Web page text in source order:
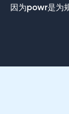
因为powr是为